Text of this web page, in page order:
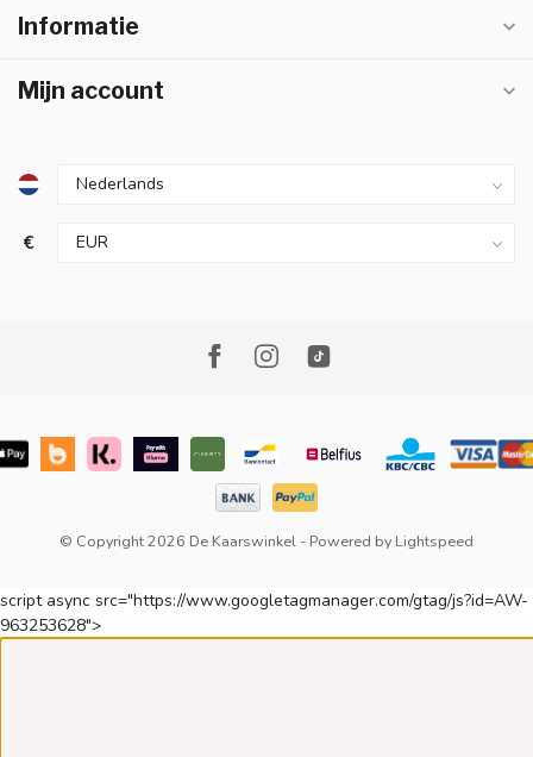
Informatie
Mijn account
€
© Copyright 2026 De Kaarswinkel - Powered by Lightspeed
script async src="https://www.googletagmanager.com/gtag/js?id=AW-
963253628">